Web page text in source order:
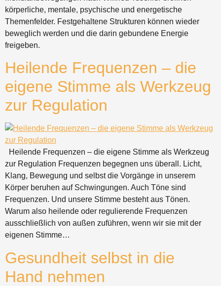
körperliche, mentale, psychische und energetische
Themenfelder. Festgehaltene Strukturen können wieder
beweglich werden und die darin gebundene Energie
freigeben.
Heilende Frequenzen – die
eigene Stimme als Werkzeug
zur Regulation
Heilende Frequenzen – die eigene Stimme als Werkzeug
zur Regulation Frequenzen begegnen uns überall. Licht,
Klang, Bewegung und selbst die Vorgänge in unserem
Körper beruhen auf Schwingungen. Auch Töne sind
Frequenzen. Und unsere Stimme besteht aus Tönen.
Warum also heilende oder regulierende Frequenzen
ausschließlich von außen zuführen, wenn wir sie mit der
eigenen Stimme…
Gesundheit selbst in die
Hand nehmen